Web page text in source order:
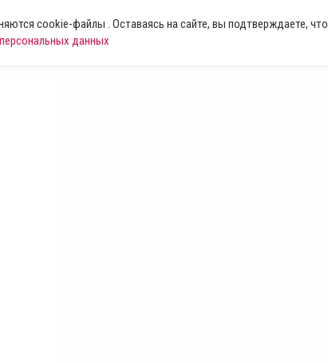
cookie-файлы . Оставаясь на сайте, вы подтверждаете, что
данных